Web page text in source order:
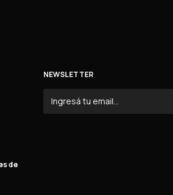
de
NEWSLETTER